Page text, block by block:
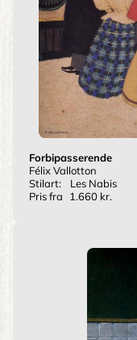
Forbipasserende
Félix Vallotton
Stilart:
Les Nabis
Pris fra
1.660 kr.